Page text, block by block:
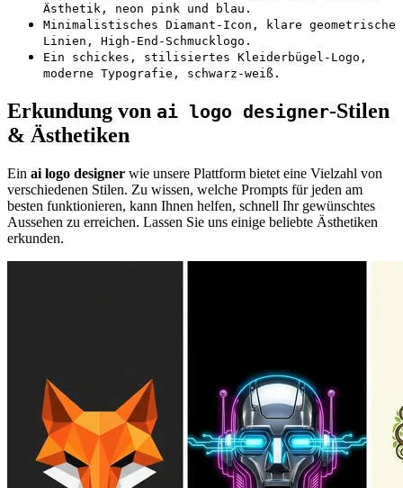
Ästhetik, neon pink und blau.
Minimalistisches Diamant-Icon, klare geometrische
Linien, High-End-Schmucklogo.
Ein schickes, stilisiertes Kleiderbügel-Logo,
moderne Typografie, schwarz-weiß.
Erkundung von ai logo designer-Stilen
& Ästhetiken
Ein ai logo designer wie unsere Plattform bietet eine Vielzahl von
verschiedenen Stilen. Zu wissen, welche Prompts für jeden am
besten funktionieren, kann Ihnen helfen, schnell Ihr gewünschtes
Aussehen zu erreichen. Lassen Sie uns einige beliebte Ästhetiken
erkunden.